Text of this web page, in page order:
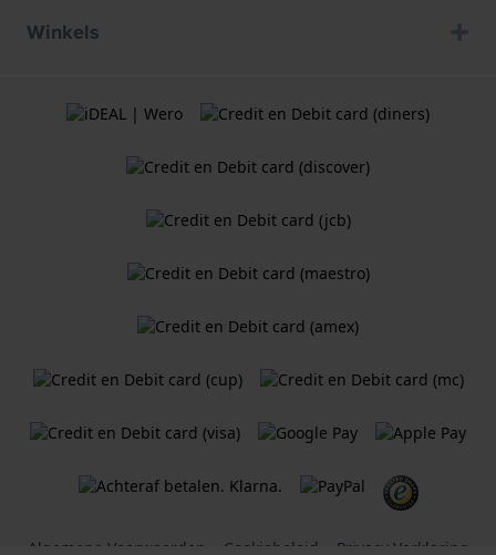
Winkels
Algemene Voorwaarden Cookiebeleid Privacy Verklaring